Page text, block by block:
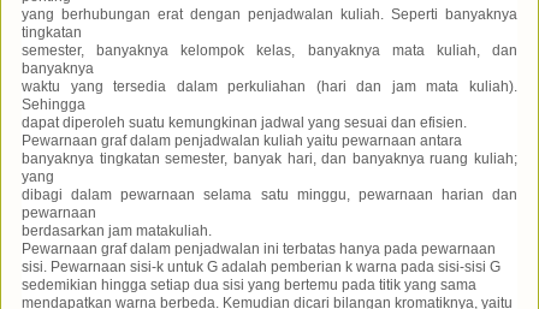
yang berhubungan erat dengan penjadwalan kuliah. Seperti banyaknya
tingkatan
semester, banyaknya kelompok kelas, banyaknya mata kuliah, dan
banyaknya
waktu yang tersedia dalam perkuliahan (hari dan jam mata kuliah).
Sehingga
dapat diperoleh suatu kemungkinan jadwal yang sesuai dan efisien.
Pewarnaan graf dalam penjadwalan kuliah yaitu pewarnaan antara
banyaknya tingkatan semester, banyak hari, dan banyaknya ruang kuliah;
yang
dibagi dalam pewarnaan selama satu minggu, pewarnaan harian dan
pewarnaan
berdasarkan jam matakuliah.
Pewarnaan graf dalam penjadwalan ini terbatas hanya pada pewarnaan
sisi. Pewarnaan sisi-k untuk G adalah pemberian k warna pada sisi-sisi G
sedemikian hingga setiap dua sisi yang bertemu pada titik yang sama
mendapatkan warna berbeda. Kemudian dicari bilangan kromatiknya, yaitu